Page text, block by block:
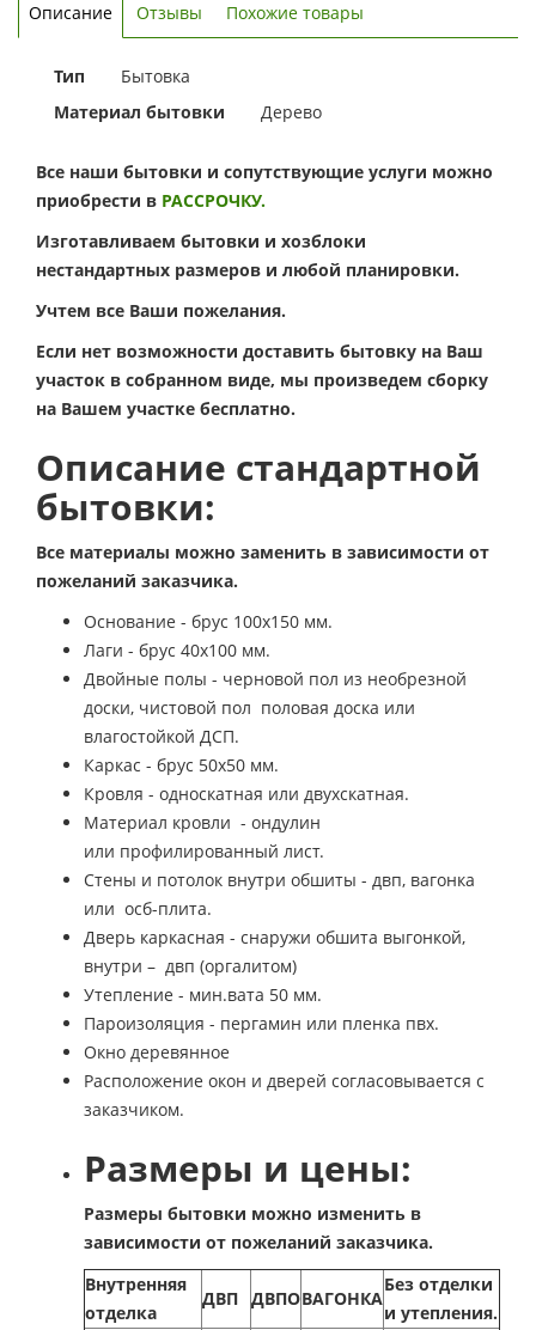
Описание Отзывы Похожие товары
Тип
Бытовка
Материал бытовки
Дерево
Все наши бытовки и сопутствующие услуги можно
приобрести в РАССРОЧКУ.
Изготавливаем бытовки и хозблоки
нестандартных размеров и любой планировки.
Учтем все Ваши пожелания.
Если нет возможности доставить бытовку на Ваш
участок в собранном виде, мы произведем сборку
на Вашем участке бесплатно.
Описание стандартной
бытовки:
Все материалы можно заменить в зависимости от
пожеланий заказчика.
Основание - брус 100х150 мм.
Лаги - брус 40х100 мм.
Двойные полы - черновой пол из необрезной
доски, чистовой пол половая доска или
влагостойкой ДСП.
Каркас - брус 50х50 мм.
Кровля - односкатная или двухскатная.
Материал кровли - ондулин
или профилированный лист.
Стены и потолок внутри обшиты - двп, вагонка
или осб-плита.
Дверь каркасная - снаружи обшита выгонкой,
внутри – двп (оргалитом)
Утепление - мин.вата 50 мм.
Пароизоляция - пергамин или пленка пвх.
Окно деревянное
Расположение окон и дверей согласовывается с
заказчиком.
Размеры и цены:
Размеры бытовки можно изменить в
зависимости от пожеланий заказчика.
Внутренняя
отделка
ДВП ДВПОВАГОНКА
Без отделки
и утепления.